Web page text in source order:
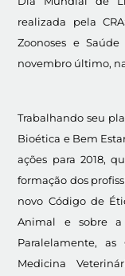
realizada pela
Zoonoses e
novembro último,
Trabalhando seu
Bioética e Bem
ações para 2018,
formação dos
novo Código de
Animal e sobre a
Paralelamente,
Medicina